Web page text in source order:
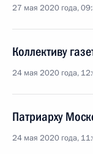
27 мая 2020 года,
Коллективу
24 мая 2020 года,
Патриарху
24 мая 2020 года,